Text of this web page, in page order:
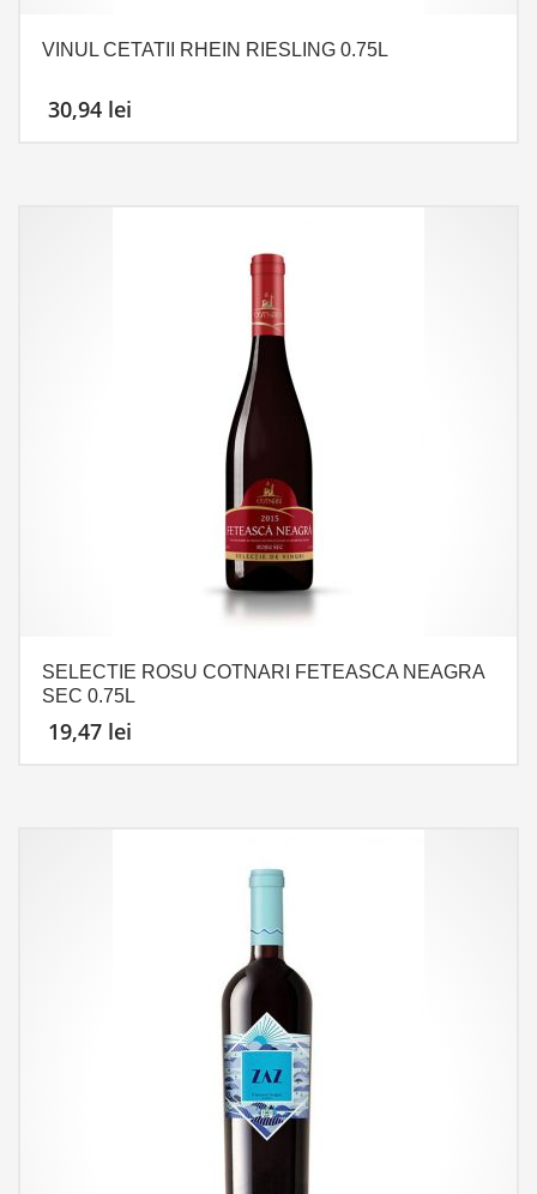
VINUL CETATII RHEIN RIESLING 0.75L
30,94 lei
SELECTIE ROSU COTNARI FETEASCA NEAGRA
SEC 0.75L
19,47 lei